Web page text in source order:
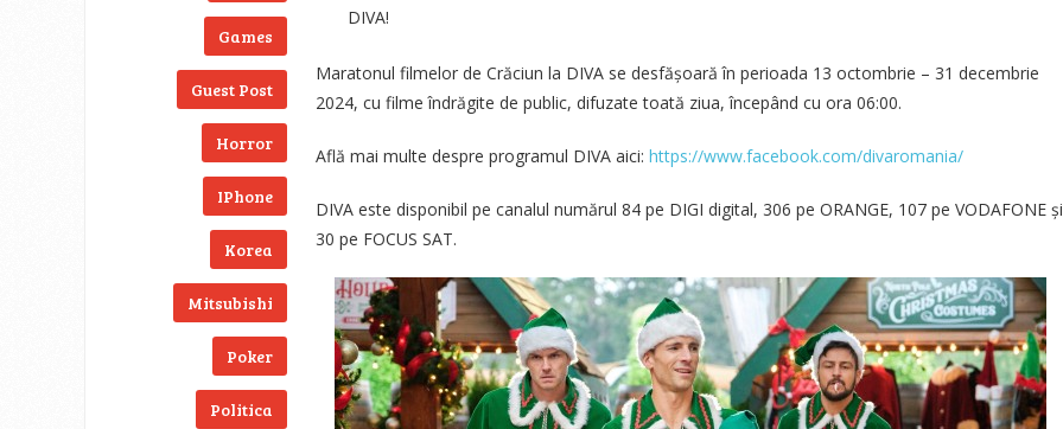
Games
Guest Post
Horror
IPhone
Korea
Mitsubishi
Poker
Politica
DIVA!
Maratonul filmelor de Crăciun la DIVA se desfășoară în perioada 13 octombrie – 31 decembrie
2024, cu filme îndrăgite de public, difuzate toată ziua, începând cu ora 06:00.
Află mai multe despre programul DIVA aici: https://www.facebook.com/divaromania/
DIVA este disponibil pe canalul numărul 84 pe DIGI digital, 306 pe ORANGE, 107 pe VODAFONE și
30 pe FOCUS SAT.